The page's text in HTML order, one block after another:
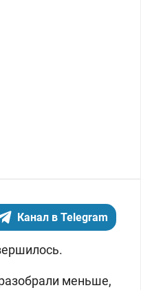
Канал в Telegram
меньше,